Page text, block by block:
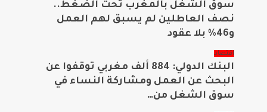
سوق الشغل بالمغرب تحت الضغط..
نصف العاطلين لم يسبق لهم العمل
و46% بلا عقود
اقتصاد
البنك الدولي: 884 ألف مغربي توقفوا عن
البحث عن العمل ومشاركة النساء في
سوق الشغل من…